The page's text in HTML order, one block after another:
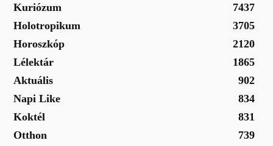
Kuriózum
7437
Holotropikum
3705
Horoszkóp
2120
Lélektár
1865
Aktuális
902
Napi Like
834
Koktél
831
Otthon
739